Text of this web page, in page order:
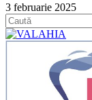
3 februarie 2025